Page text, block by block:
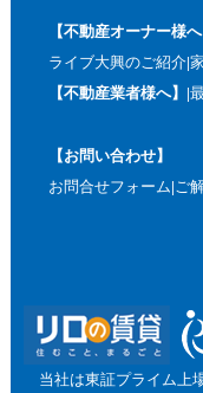
【不動産オーナー様へ
ライブ大興のご紹介
【不動産業者様へ】
【お問い合わせ】
お問合せフォーム ご
当社は東証プライム上